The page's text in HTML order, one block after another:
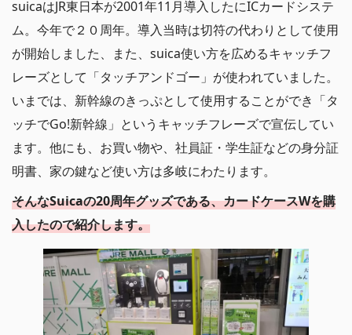
suicaはJR東日本が2001年11月導入したにICカードシステ
ム。今年で２０周年。導入当時は切符の代わりとして使用
が開始しました、また、suica使い方を広めるキャッチフ
レーズとして「タッチアンドゴー」が使われていました。
いまでは、新幹線のきっぷとして使用することができ「タ
ッチでGo!新幹線」というキャッチフレーズで宣伝してい
ます。他にも、お買い物や、社員証・学生証などの身分証
明書、家の鍵など使い方は多岐にわたります。
そんなSuicaの20周年グッズである、カードケースWを購
入したので紹介します。